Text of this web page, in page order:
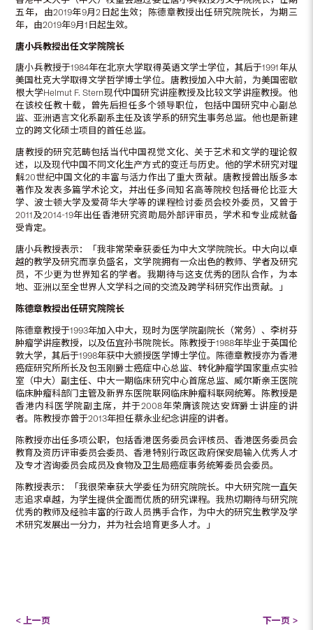
五年，由2019年9月2日起生效；陈德章教授出任研究院院长，为期三
年，由2019年9月1日起生效。
唐小兵教授出任文学院院长
唐小兵教授于1984年在北京大学取得英语文学士学位，其后于1991年从
美国杜克大学取得文学哲学博士学位。唐教授加入中大前，为美国密歇
根大学Helmut F. Stern现代中国研究讲座教授及比较文学讲座教授。他
在该校任教十载，曾先后担任多个领导职位，包括中国研究中心副总
监、亚洲语言文化系副系主任及该学系的研究生事务总监。他也是新建
立的跨文化硕士项目的首任总监。
唐教授的研究范畴包括当代中国视觉文化、关于艺术和文学的理论叙
述，以及现代中国不同文化生产方式的变迁与历史。他的学术研究对理
解20世纪中国文化的丰富与活力作出了重大贡献。唐教授曾出版多本
著作及发表多篇学术论文，并出任多间知名高等院校包括哥伦比亚大
学、波士顿大学及爱荷华大学等的课程检讨委员会校外委员，又曾于
2011及2014-19年出任香港研究资助局外部评审员，学术和专业成就备
受肯定。
唐小兵教授表示：「我非常荣幸获委任为中大文学院院长。中大向以卓
越的教学及研究而享负盛名，文学院拥有一众出色的教师、学者及研究
员，不少更为世界知名的学者。我期待与这支优秀的团队合作，为本
地、亚洲以至全世界人文学科之间的交流及跨学科研究作出贡献。」
陈德章教授出任研究院院长
陈德章教授于1993年加入中大，现时为医学院副院长（常务）、李树芬
肿瘤学讲座教授，以及伍宜孙书院院长。陈教授于1988年毕业于英国伦
敦大学，其后于1998年获中大颁授医学博士学位。陈德章教授亦为香港
癌症研究所所长及包玉刚爵士癌症中心总监、转化肿瘤学国家重点实验
室（中大）副主任、中大一期临床研究中心首席总监、威尔斯亲王医院
临床肿瘤科部门主管及新界东医院联网临床肿瘤科联网统筹。陈教授是
香港内科医学院副主席，并于2008年荣膺该院达安辉爵士讲座的讲
者。陈教授亦曾于2013年担任蔡永业纪念讲座的讲者。
陈教授亦出任多项公职，包括香港医务委员会评核员、香港医务委员会
教育及资历评审委员会委员、香港特别行政区政府保安局输入优秀人才
及专才咨询委员会成员及食物及卫生局癌症事务统筹委员会委员。
陈教授表示：「我很荣幸获大学委任为研究院院长。中大研究院一直矢
志追求卓越，为学生提供全面而优质的研究课程。我热切期待与研究院
优秀的教师及经验丰富的行政人员携手合作，为中大的研究生教学及学
术研究发展出一分力，并为社会培育更多人才。」
< 上一页 下一页 >